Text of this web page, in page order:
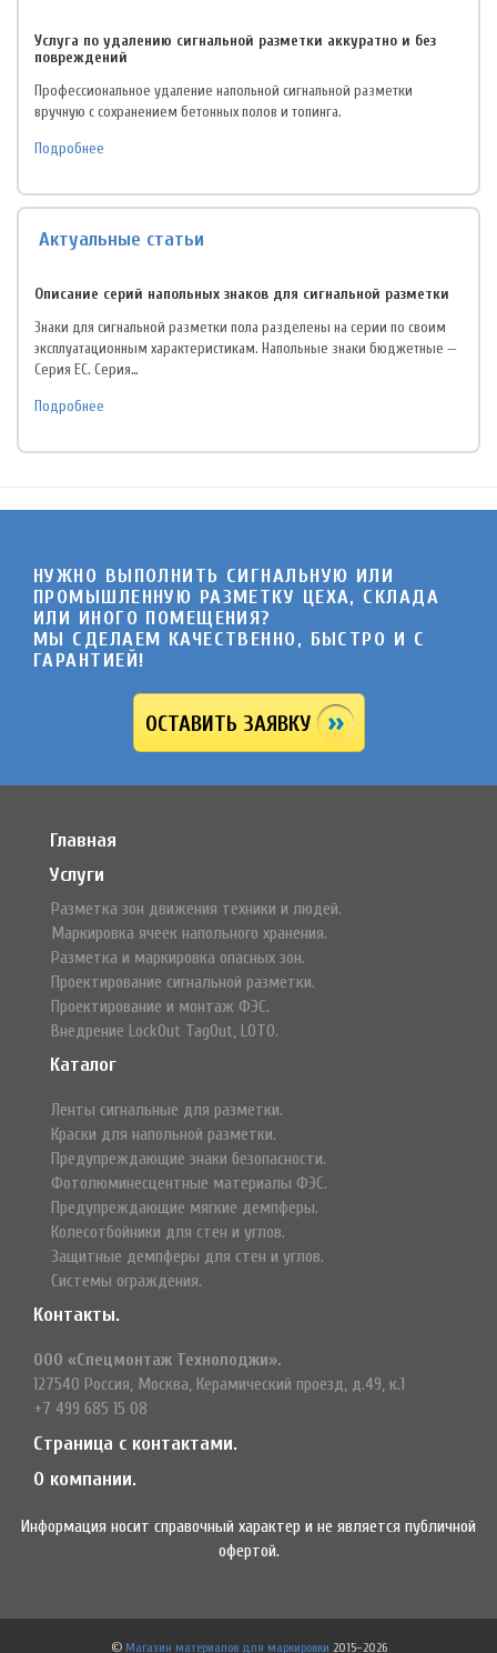
Услуга по удалению сигнальной разметки аккуратно и без
повреждений
Профессиональное удаление напольной сигнальной разметки
вручную с сохранением бетонных полов и топинга.
Подробнее
Актуальные статьи
Описание серий напольных знаков для сигнальной разметки
Знаки для сигнальной разметки пола разделены на серии по своим
эксплуатационным характеристикам. Напольные знаки бюджетные —
Серия EC. Серия…
Подробнее
НУЖНО ВЫПОЛНИТЬ СИГНАЛЬНУЮ ИЛИ
ПРОМЫШЛЕННУЮ РАЗМЕТКУ ЦЕХА, СКЛАДА
ИЛИ ИНОГО ПОМЕЩЕНИЯ?
МЫ СДЕЛАЕМ КАЧЕСТВЕННО, БЫСТРО И C
ГАРАНТИЕЙ!
ОСТАВИТЬ ЗАЯВКУ
Главная
Услуги
Разметка зон движения техники и людей.
Маркировка ячеек напольного хранения.
Разметка и маркировка опасных зон.
Проектирование сигнальной разметки.
Проектирование и монтаж ФЭС.
Внедрение LockOut TagOut, LOTO.
Каталог
Ленты сигнальные для разметки.
Краски для напольной разметки.
Предупреждающие знаки безопасности.
Фотолюминесцентные материалы ФЭС.
Предупреждающие мягкие демпферы.
Колесотбойники для стен и углов.
Защитные демпферы для стен и углов.
Системы ограждения.
Контакты.
ООО «Спецмонтаж Технолоджи».
127540 Россия, Москва, Керамический проезд, д.49, к.1
+7 499 685 15 08
Страница с контактами.
О компании.
Информация носит справочный характер и не является публичной
офертой.
© Магазин материалов для маркировки 2015–2026